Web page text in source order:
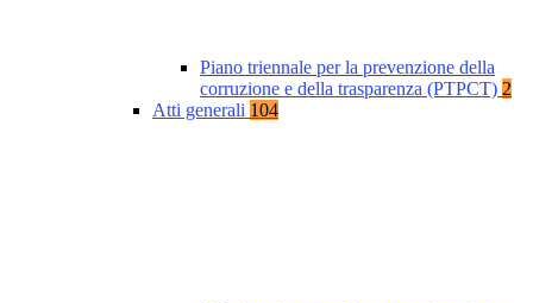
Piano triennale per la prevenzione della
corruzione e della trasparenza (PTPCT) 2
Atti generali 104